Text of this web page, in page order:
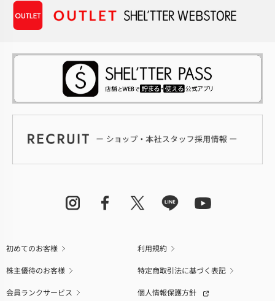
初めてのお客様
利用規約
株主優待のお客様
特定商取引法に基づく表記
会員ランクサービス
個人情報保護方針